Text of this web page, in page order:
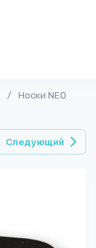
/ Носки NEO
Следующий